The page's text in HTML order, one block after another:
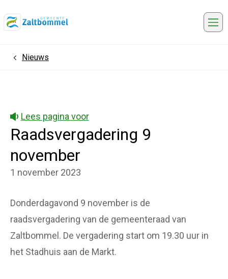
HomeNieuws
Lees pagina voor
Raadsvergadering 9
november
1 november 2023
Donderdagavond 9 november is de
raadsvergadering van de gemeenteraad van
Zaltbommel. De vergadering start om 19.30 uur in
het Stadhuis aan de Markt.